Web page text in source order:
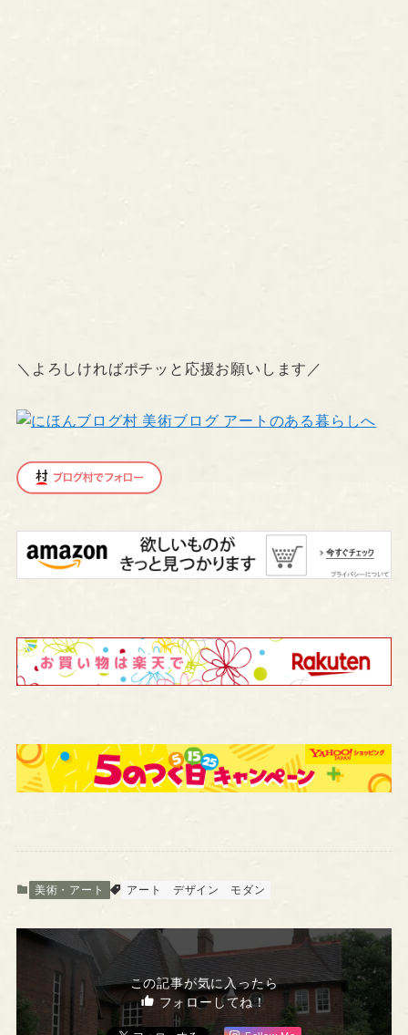
＼よろしければポチッと応援お願いします／
美術・アート アート デザイン モダン
この記事が気に入ったら
フォローしてね！